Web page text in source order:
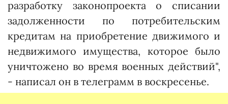
разработку законопроекта о списании
задолженности по потребительским
кредитам на приобретение движимого и
недвижимого имущества, которое было
уничтожено во время военных действий",
- написал он в телеграмм в воскресенье.